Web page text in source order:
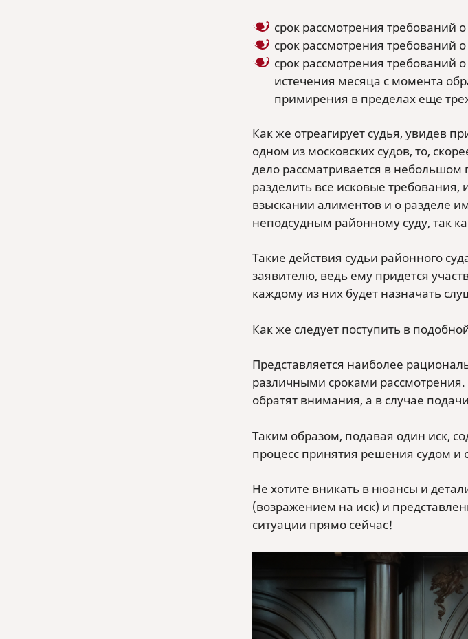
срок рассмотрения требований
срок рассмотрения требований
срок рассмотрения требований
истечения месяца с момента
примирения в пределах еще
Как же отреагирует судья, увидев
одном из московских судов, то,
дело рассматривается в небольшом
разделить все исковые требования,
взыскании алиментов и о разделе
неподсудным районному суду, так
Такие действия судьи районного
заявителю, ведь ему придется
каждому из них будет назначать
Как же следует поступить в
Представляется наиболее
различными сроками рассмотрения.
обратят внимания, а в случае
Таким образом, подавая один иск,
процесс принятия решения судом и
Не хотите вникать в нюансы и
(возражением на иск) и
ситуации прямо сейчас!